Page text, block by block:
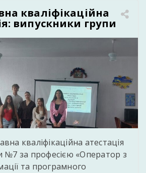
матеріали, навчальні
завдання, освітні проєкти,
та інші авторські
на […]
кваліфікаційна
випускники групи
підтвердили
кваліфікацію
кваліфікаційна атестація
№7 за професією «Оператор з
та програмного